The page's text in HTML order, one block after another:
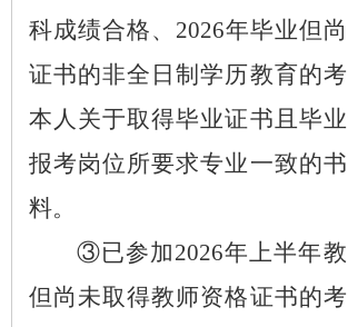
科成绩合格、2026年毕业但
证书的非全日制学历教育的
本人关于取得毕业证书且毕
报考岗位所要求专业一致的
料。
③已参加2026年上半年
但尚未取得教师资格证书的